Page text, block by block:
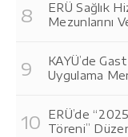
ERÜ Sağlık
Mezunlarını
KAYÜ’de
Uygulama
ERÜ’de
Töreni”